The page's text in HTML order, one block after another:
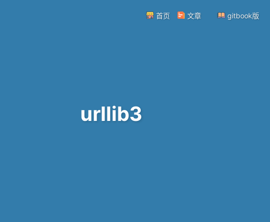
首页 文章 gitbook版
urllib3